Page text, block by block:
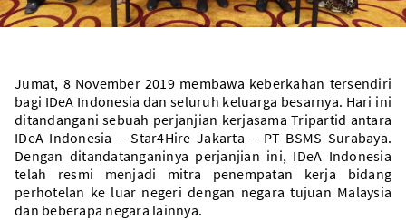
Jumat, 8 November 2019 membawa keberkahan tersendiri
bagi IDeA Indonesia dan seluruh keluarga besarnya. Hari ini
ditandangani sebuah perjanjian kerjasama Tripartid antara
IDeA Indonesia – Star4Hire Jakarta – PT BSMS Surabaya.
Dengan ditandatanganinya perjanjian ini, IDeA Indonesia
telah resmi menjadi mitra penempatan kerja bidang
perhotelan ke luar negeri dengan negara tujuan Malaysia
dan beberapa negara lainnya.